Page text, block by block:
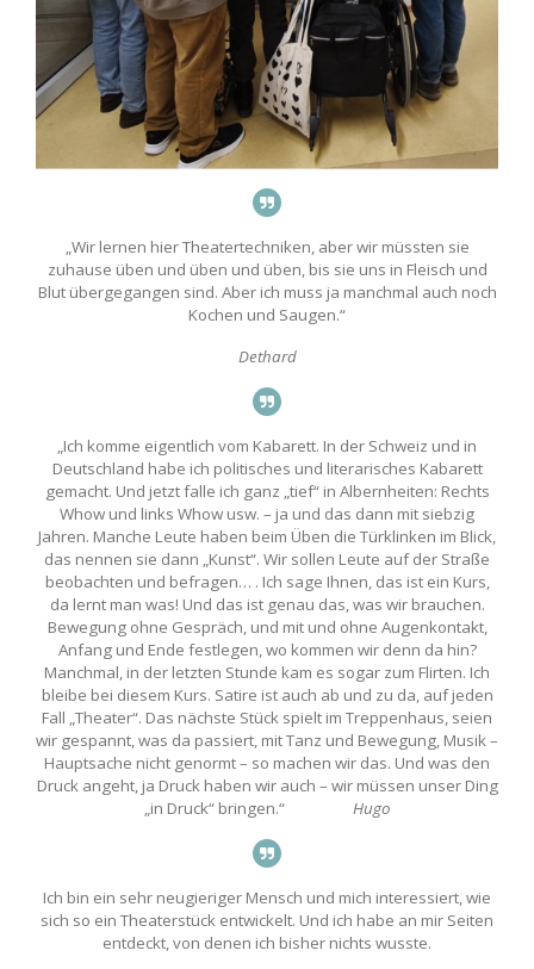
„Wir lernen hier Theatertechniken, aber wir müssten sie
zuhause üben und üben und üben, bis sie uns in Fleisch und
Blut übergegangen sind. Aber ich muss ja manchmal auch noch
Kochen und Saugen.“
Dethard
„Ich komme eigentlich vom Kabarett. In der Schweiz und in
Deutschland habe ich politisches und literarisches Kabarett
gemacht. Und jetzt falle ich ganz „tief“ in Albernheiten: Rechts
Whow und links Whow usw. – ja und das dann mit siebzig
Jahren. Manche Leute haben beim Üben die Türklinken im Blick,
das nennen sie dann „Kunst“. Wir sollen Leute auf der Straße
beobachten und befragen… . Ich sage Ihnen, das ist ein Kurs,
da lernt man was! Und das ist genau das, was wir brauchen.
Bewegung ohne Gespräch, und mit und ohne Augenkontakt,
Anfang und Ende festlegen, wo kommen wir denn da hin?
Manchmal, in der letzten Stunde kam es sogar zum Flirten. Ich
bleibe bei diesem Kurs. Satire ist auch ab und zu da, auf jeden
Fall „Theater“. Das nächste Stück spielt im Treppenhaus, seien
wir gespannt, was da passiert, mit Tanz und Bewegung, Musik –
Hauptsache nicht genormt – so machen wir das. Und was den
Druck angeht, ja Druck haben wir auch – wir müssen unser Ding
„in Druck“ bringen.“
Hugo
Ich bin ein sehr neugieriger Mensch und mich interessiert, wie
sich so ein Theaterstück entwickelt. Und ich habe an mir Seiten
entdeckt, von denen ich bisher nichts wusste.